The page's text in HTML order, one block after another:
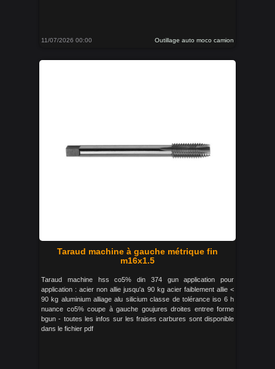
11/07/2026 00:00 Outillage auto moco camion
Taraud machine à gauche métrique fin
m16x1.5
Taraud machine hss co5% din 374 gun application pour
application : acier non allie jusqu'a 90 kg acier faiblement allie <
90 kg aluminium alliage alu silicium classe de tolérance iso 6 h
nuance co5% coupe à gauche goujures droites entree forme
bgun - toutes les infos sur les fraises carbures sont disponible
dans le fichier pdf